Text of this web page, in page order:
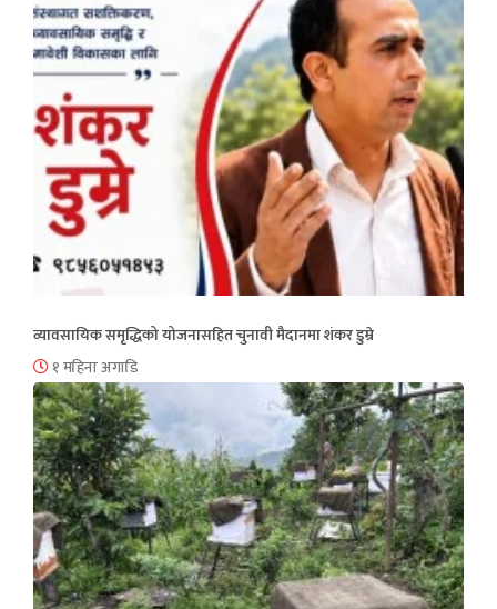
व्यावसायिक समृद्धिको योजनासहित चुनावी मैदानमा शंकर डुम्रे
१ महिना अगाडि